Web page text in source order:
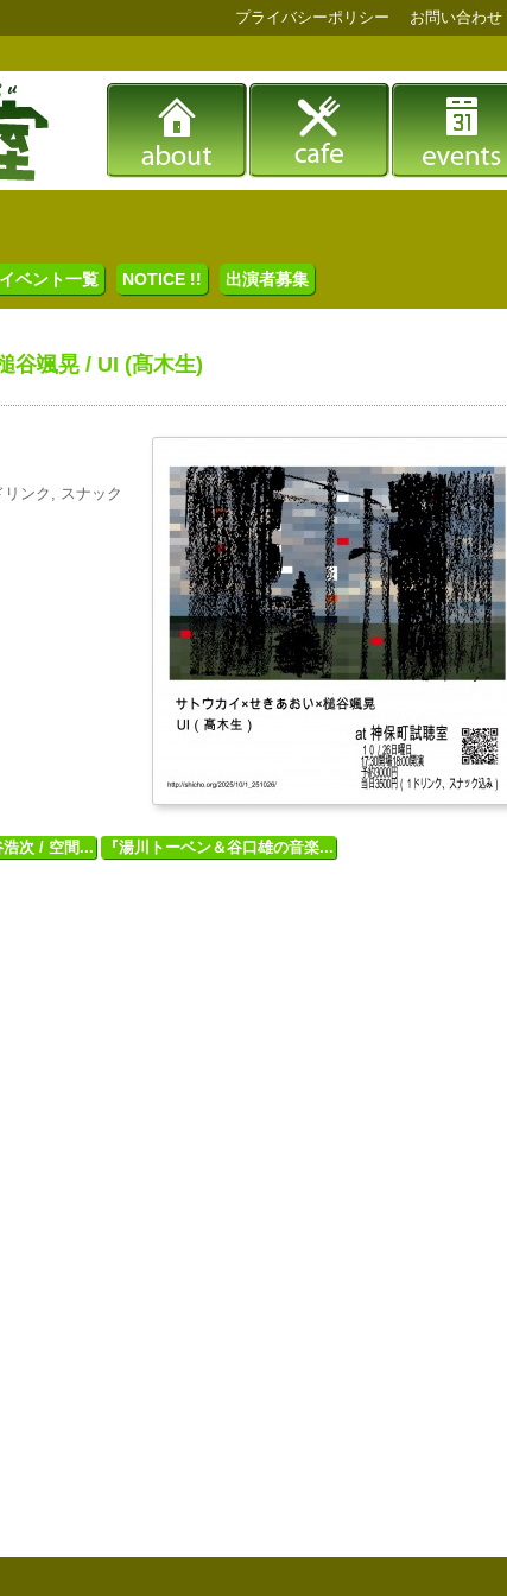
ベント一覧 NOTICE !! 出演者募集
谷颯晃 / UI (髙木生)
ンク, スナック
浩次 / 空間... 『湯川トーベン＆谷口雄の音楽...
プライバシーポリシー お問い合わせ